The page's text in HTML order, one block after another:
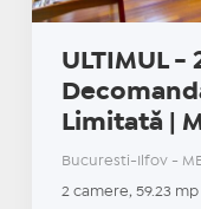
ULTIMUL -
Limitată |
Bucuresti-Ilfov -
2 camere, 59.23